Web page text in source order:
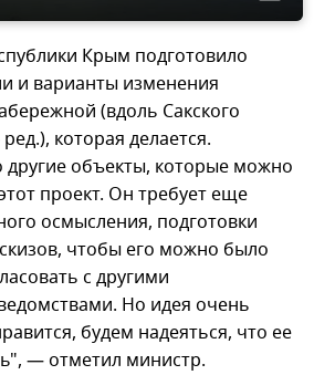
Крым подготовило
и варианты изменения
(вдоль Сакского
которая делается.
другие объекты, которые можно
проект. Он требует еще
осмысления, подготовки
чтобы его можно было
с другими
Но идея очень
будем надеяться, что ее
— отметил министр.